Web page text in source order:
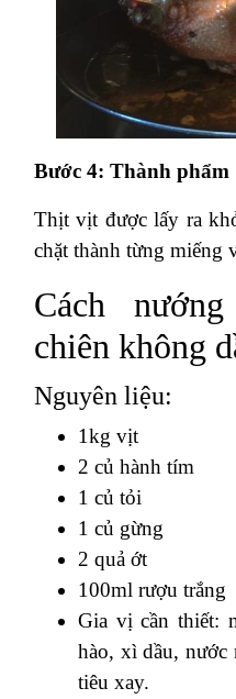
Bước 4: Thành phẩm
Thịt vịt được lấy ra
chặt thành từng miếng
Cách
chiên không
Nguyên liệu:
1kg vịt
2 củ hành tím
1 củ tỏi
1 củ gừng
2 quả ớt
100ml rượu trắng
Gia vị cần thiết:
hào, xì dầu, nước
tiêu xay.